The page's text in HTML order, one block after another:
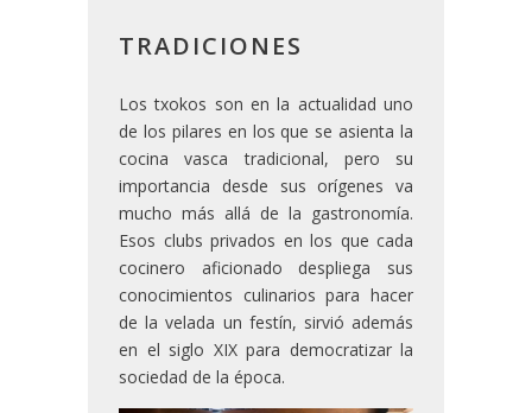
TRADICIONES
Los txokos son en la actualidad uno
de los pilares en los que se asienta la
cocina vasca tradicional, pero su
importancia desde sus orígenes va
mucho más allá de la gastronomía.
Esos clubs privados en los que cada
cocinero aficionado despliega sus
conocimientos culinarios para hacer
de la velada un festín, sirvió además
en el siglo XIX para democratizar la
sociedad de la época.